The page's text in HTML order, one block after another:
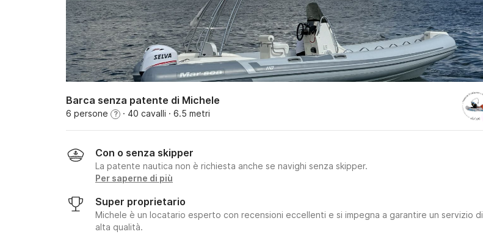
Barca senza patente di Michele
6 persone ? · 40 cavalli · 6.5 metri
Con o senza skipper
La patente nautica non è richiesta anche se navighi senza skipper.
Per saperne di più
Super proprietario
Michele è un locatario esperto con recensioni eccellenti e si impegna a garantire un servizio di
alta qualità.